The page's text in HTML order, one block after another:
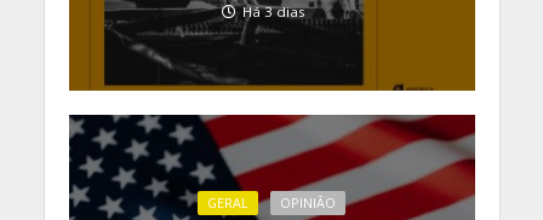
Há 3 dias
GERAL OPINIÃO